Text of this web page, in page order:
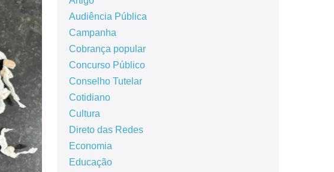
Audiência Pública
Campanha
Cobrança popular
Concurso Público
Conselho Tutelar
Cotidiano
Cultura
Direto das Redes
Economia
Educação